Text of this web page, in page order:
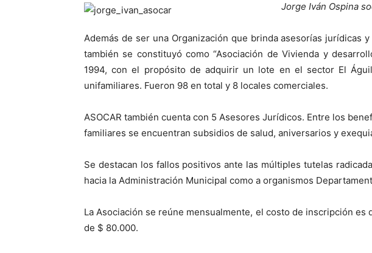
Jorge Iván Ospina
Además de ser una Organización que brinda asesorías jurídicas
también se constituyó como “Asociación de Vivienda y
1994, con el propósito de adquirir un lote en el sector El
unifamiliares. Fueron 98 en total y 8 locales comerciales.
ASOCAR también cuenta con 5 Asesores Jurídicos. Entre los
familiares se encuentran subsidios de salud, aniversarios y
Se destacan los fallos positivos ante las múltiples tutelas
hacia la Administración Municipal como a organismos
La Asociación se reúne mensualmente, el costo de inscripción es
de $ 80.000.